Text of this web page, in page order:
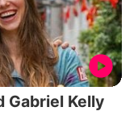
Gabriel Kelly